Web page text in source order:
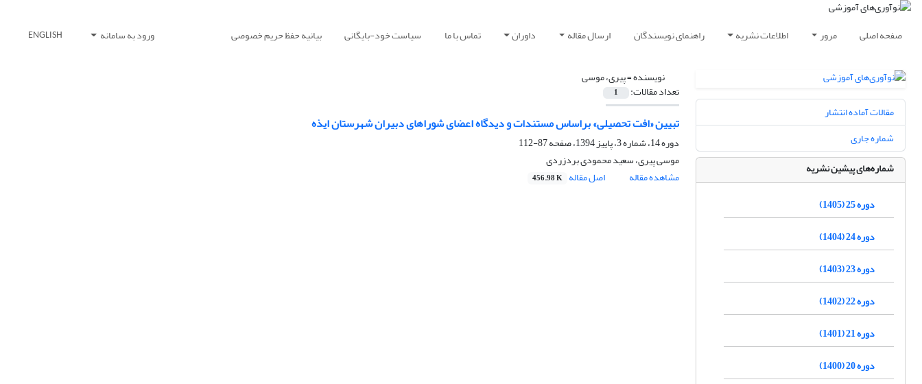
صفحه اصلی مرور اطلاعات نشریه راهنمای نویسندگان ارسال مقاله داوران تماس با ما سیاست خود-بایگانی بیانیه حفظ حریم خصوصی ورود به سامانه ENGLISH
نویسنده =پیری، موسی
تعداد مقالات: 1
تبیین «افت تحصیلی» براساس مستندات و دیدگاه اعضای شوراهای دبیران شهرستان ایذه
دوره 14، شماره 3، پاییز 1394، صفحه
87-112
موسی پیری، سعید محمودی بردزردی
مشاهده مقاله
اصل مقاله 456.98 K
مقالات آماده انتشار
شماره جاری
شماره‌های پیشین نشریه
دوره 25 (1405)
دوره 24 (1404)
دوره 23 (1403)
دوره 22 (1402)
دوره 21 (1401)
دوره 20 (1400)